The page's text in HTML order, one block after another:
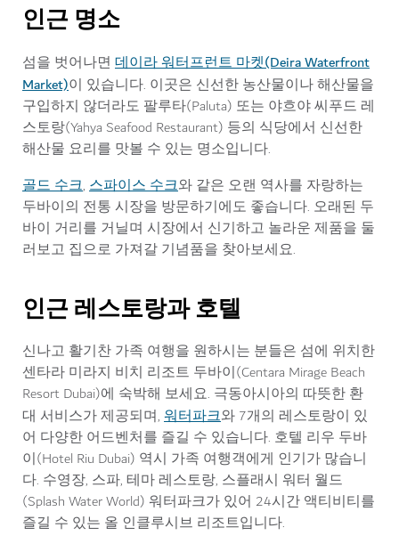
인근 명소
섬을 벗어나면 데이라 워터프런트 마켓(Deira Waterfront
Market)이 있습니다. 이곳은 신선한 농산물이나 해산물을
구입하지 않더라도 팔루타(Paluta) 또는 야흐야 씨푸드 레
스토랑(Yahya Seafood Restaurant) 등의 식당에서 신선한
해산물 요리를 맛볼 수 있는 명소입니다.
골드 수크, 스파이스 수크와 같은 오랜 역사를 자랑하는
두바이의 전통 시장을 방문하기에도 좋습니다. 오래된 두
바이 거리를 거닐며 시장에서 신기하고 놀라운 제품을 둘
러보고 집으로 가져갈 기념품을 찾아보세요.
인근 레스토랑과 호텔
신나고 활기찬 가족 여행을 원하시는 분들은 섬에 위치한
센타라 미라지 비치 리조트 두바이(Centara Mirage Beach
Resort Dubai)에 숙박해 보세요. 극동아시아의 따뜻한 환
대 서비스가 제공되며, 워터파크와 7개의 레스토랑이 있
어 다양한 어드벤처를 즐길 수 있습니다. 호텔 리우 두바
이(Hotel Riu Dubai) 역시 가족 여행객에게 인기가 많습니
다. 수영장, 스파, 테마 레스토랑, 스플래시 워터 월드
(Splash Water World) 워터파크가 있어 24시간 액티비티를
즐길 수 있는 올 인클루시브 리조트입니다.